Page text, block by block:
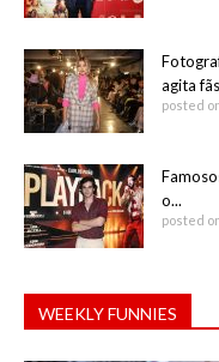
agita fãs
posted
o...
posted
WEEKLY FUNNIES